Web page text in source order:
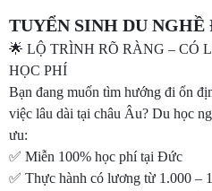
TUYỂN SINH DU NGHỀ
🌟 LỘ TRÌNH RÕ RÀNG – CÓ
HỌC PHÍ
Bạn đang muốn tìm hướng đi ổn
việc lâu dài tại châu Âu? Du học
ưu:
✅ Miễn 100% học phí tại Đức
✅ Thực hành có lương từ 1.000 –